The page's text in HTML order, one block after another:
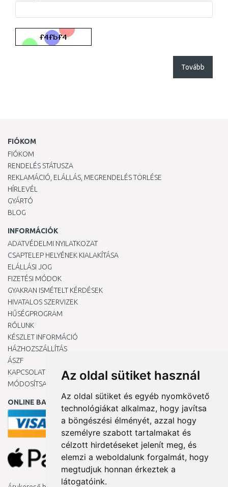
Az oldal sütiket használ
Az oldal sütiket és egyéb nyomkövető
technológiákat alkalmaz, hogy javítsa
a böngészési élményét, azzal hogy
személyre szabott tartalmakat és
célzott hirdetéseket jelenít meg, és
elemzi a weboldalunk forgalmát, hogy
megtudjuk honnan érkeztek a
látogatóink.
Tovább
FIÓKOM
FIÓKOM
RENDELÉS STÁTUSZA
REKLAMÁCIÓ, ELÁLLÁS, MEGRENDELÉS TÖRLÉSE
HÍRLEVÉL
GYÁRTÓ
BLOG
INFORMÁCIÓK
ADATVÉDELMI NYILATKOZAT
CSAPTELEP HELYÉNEK KIALAKÍTÁSA
ELÁLLÁSI JOG
FIZETÉSI MÓDOK
GYAKRAN ISMÉTELT KÉRDÉSEK
HIVATALOS SZERVIZEK
HŰSÉGPROGRAM
RÓLUNK
KÉSZLET INFORMÁCIÓ
HÁZHOZSZÁLLÍTÁS
ÁSZF
KAPCSOLAT
MÓDOSÍTSA A COOKIE-BEÁLLÍTÁSAIMAT
ONLINE BANKKÁRTYÁVAL